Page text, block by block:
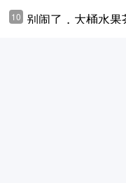
10 别闹了，大桶水